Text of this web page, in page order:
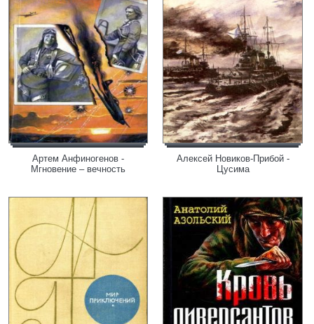
Артем Анфиногенов -
Мгновение – вечность
Алексей Новиков-Прибой -
Цусима